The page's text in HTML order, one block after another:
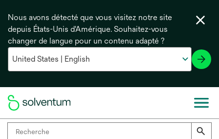
Nous avons détecté que vous visitez notre site
depuis États-Unis d'Amérique. Souhaitez-vous
changer de langue pour un contenu adapté ?